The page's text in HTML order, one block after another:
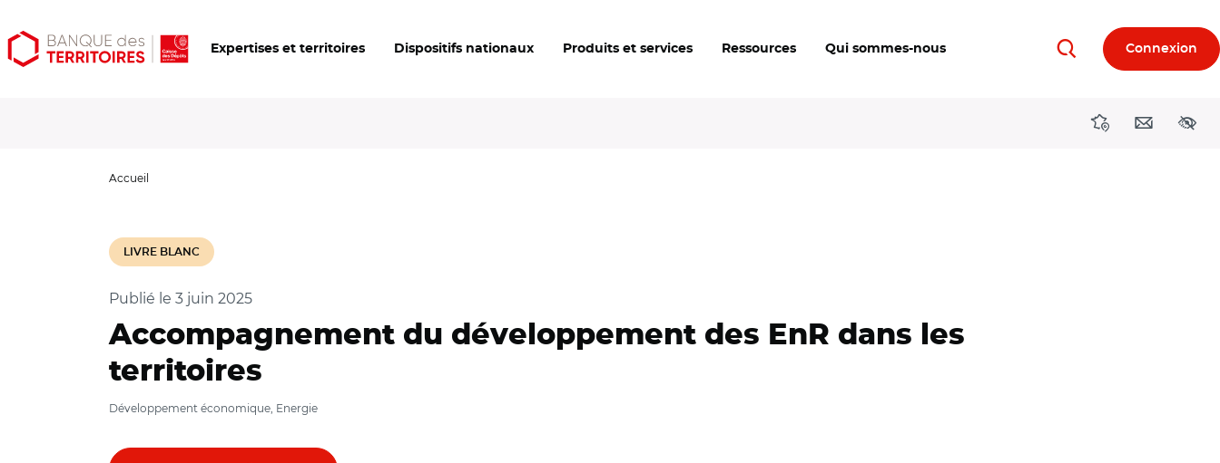
Aller
au
Aller
au
Ouvrir
les
Expertises et territoires Dispositifs nationaux Produits et services Ressources Qui sommes-nous RechercherConnexion
DirectionsContact
Accueil
LIVRE BLANC
Publié le 3 juin 2025
Accompagnement du développement des EnR dans les
territoires
Développement économique, Energie